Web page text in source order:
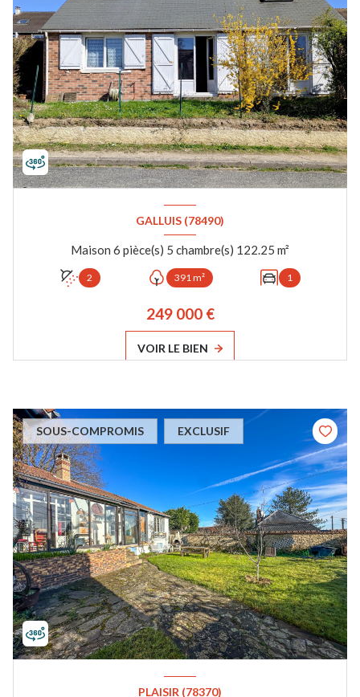
GALLUIS (78490)
Maison 6 pièce(s) 5 chambre(s) 122.25 m²
2 391 m² 1
249 000 €
VOIR LE BIEN
SOUS-COMPROMIS EXCLUSIF
PLAISIR (78370)